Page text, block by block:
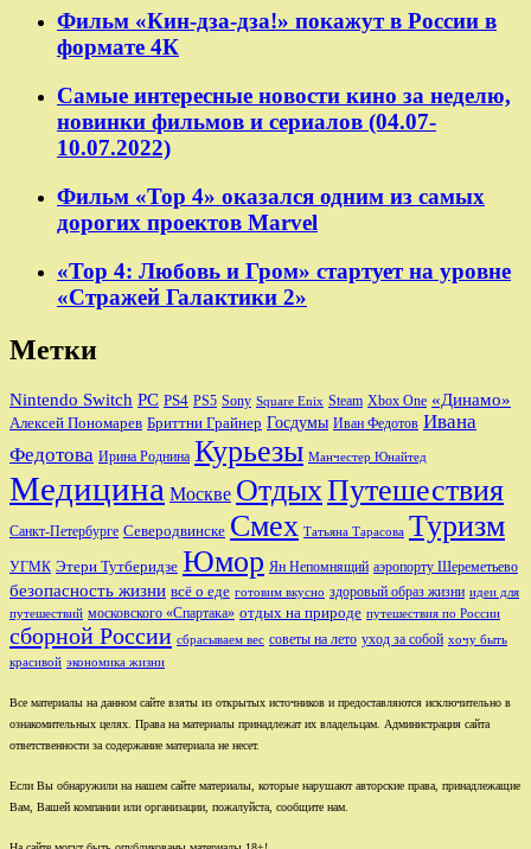
Фильм «Кин-дза-дза!» покажут в России в
формате 4К
Самые интересные новости кино за неделю,
новинки фильмов и сериалов (04.07-
10.07.2022)
Фильм «Тор 4» оказался одним из самых
дорогих проектов Marvel
«Тор 4: Любовь и Гром» стартует на уровне
«Стражей Галактики 2»
Метки
Nintendo Switch PC PS4 PS5 Sony Square Enix Steam Xbox One «Динамо»
Алексей Пономарев Бриттни Грайнер Госдумы Иван Федотов Ивана
Федотова Ирина Роднина Курьезы Манчестер Юнайтед
Медицина Москве ОтдыхПутешествия
Санкт-Петербурге Северодвинске Смех Татьяна Тарасова Туризм
УГМК Этери Тутберидзе Юмор Ян Непомнящий аэропорту Шереметьево
безопасность жизни всё о еде готовим вкусно здоровый образ жизни идеи для
путешествий московского «Спартака» отдых на природе путешествия по России
сборной России сбрасываем вес советы на лето уход за собой хочу быть
красивой экономика жизни
Все материалы на данном сайте взяты из открытых источников и предоставляются исключительно в
ознакомительных целях. Права на материалы принадлежат их владельцам. Администрация сайта
ответственности за содержание материала не несет.
Если Вы обнаружили на нашем сайте материалы, которые нарушают авторские права, принадлежащие
Вам, Вашей компании или организации, пожалуйста, сообщите нам.